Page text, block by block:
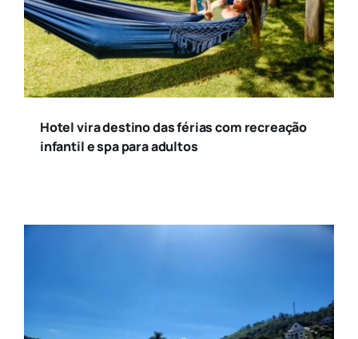
Hotel vira destino das férias com recreação
infantil e spa para adultos